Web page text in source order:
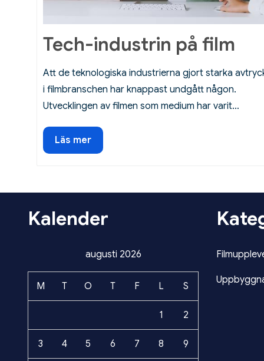
Tech-industrin på film
Att de teknologiska industrierna gjort starka
i filmbranschen har knappast undgått någon.
Utvecklingen av filmen som medium har varit…
Tech-
industrin
Läs mer
Kalender
augusti 2026
M T O T F L S
1 2
3 4 5 6 7 8 9